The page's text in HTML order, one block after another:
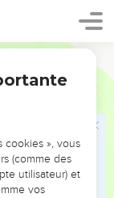
profond du puits.
oreilles à ma
!
tu as dit :
ma vie.
moi justice !
complots
cookies », vous
(comme des
utilisateur) et
vos